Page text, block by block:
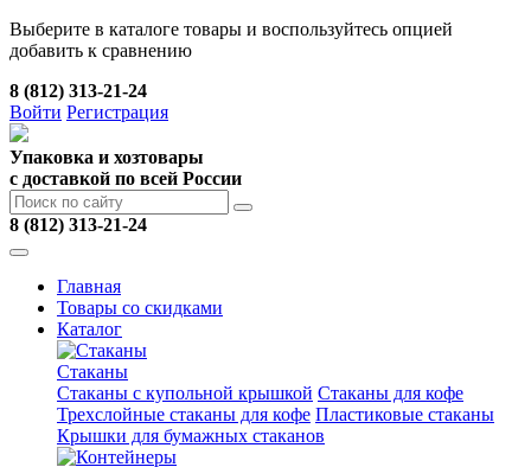
Выберите в каталоге товары и воспользуйтесь опцией
добавить к сравнению
8 (812) 313-21-24
Войти Регистрация
Упаковка и хозтовары
с доставкой по всей России
8 (812) 313-21-24
Главная
Товары со скидками
Каталог
Стаканы
Стаканы с купольной крышкой Стаканы для кофе
Трехслойные стаканы для кофе Пластиковые стаканы
Крышки для бумажных стаканов